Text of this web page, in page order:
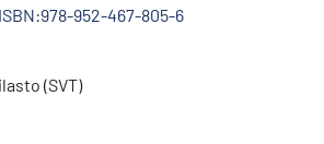
952-467-805-6
(SVT)